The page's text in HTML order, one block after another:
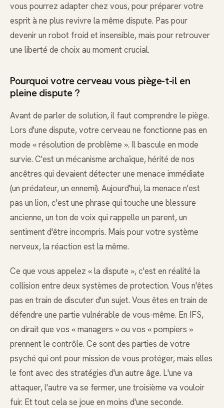
vous pourrez adapter chez vous, pour préparer votre
esprit à ne plus revivre la même dispute. Pas pour
devenir un robot froid et insensible, mais pour retrouver
une liberté de choix au moment crucial.
Pourquoi votre cerveau vous piège-t-il en
pleine dispute ?
Avant de parler de solution, il faut comprendre le piège.
Lors d'une dispute, votre cerveau ne fonctionne pas en
mode « résolution de problème ». Il bascule en mode
survie. C'est un mécanisme archaïque, hérité de nos
ancêtres qui devaient détecter une menace immédiate
(un prédateur, un ennemi). Aujourd'hui, la menace n'est
pas un lion, c'est une phrase qui touche une blessure
ancienne, un ton de voix qui rappelle un parent, un
sentiment d'être incompris. Mais pour votre système
nerveux, la réaction est la même.
Ce que vous appelez « la dispute », c'est en réalité la
collision entre deux systèmes de protection. Vous n'êtes
pas en train de discuter d'un sujet. Vous êtes en train de
défendre une partie vulnérable de vous-même. En IFS,
on dirait que vos « managers » ou vos « pompiers »
prennent le contrôle. Ce sont des parties de votre
psyché qui ont pour mission de vous protéger, mais elles
le font avec des stratégies d'un autre âge. L'une va
attaquer, l'autre va se fermer, une troisième va vouloir
fuir. Et tout cela se joue en moins d'une seconde.